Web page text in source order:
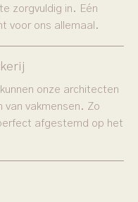
zorgvuldig in. Eén
voor ons allemaal.
onze architecten
van vakmensen. Zo
afgestemd op het